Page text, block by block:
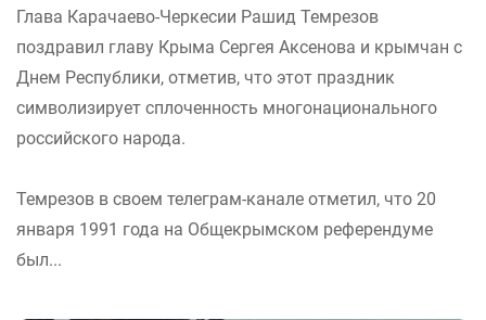
Глава Карачаево-Черкесии Рашид Темрезов
поздравил главу Крыма Сергея Аксенова и крымчан с
Днем Республики, отметив, что этот праздник
символизирует сплоченность многонационального
российского народа.
Темрезов в своем телеграм-канале отметил, что 20
января 1991 года на Общекрымском референдуме
был...